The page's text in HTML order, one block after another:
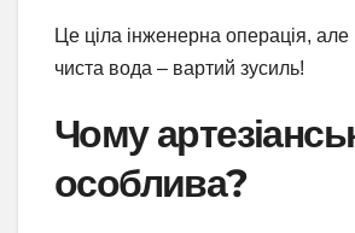
Це ціла інженерна операція, але
чиста вода – вартий зусиль!
Чому
особлива?